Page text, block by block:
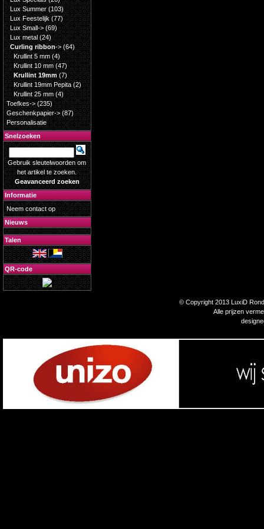
Lux Summer(103)
Lux Feestelijk(77)
Lux Small->(69)
Lux metal(24)
Curling ribbon->(64)
Krullint 5 mm(4)
Krullint 10 mm(47)
Krullint 19mm (7)
Krullint 19mm Pepita(2)
Krullint 25 mm (4)
Toefkes->(235)
Geschenkpapier-> (87)
Personalisatie
Snelzoeken
Gebruik sleutelwoorden om
het artikel te zoeken.
Geavanceerd zoeken
Informatie
Neem contact op
Nieuws
Talen
QR-code
© Copyright 2013 LuxiD
Alle prijzen